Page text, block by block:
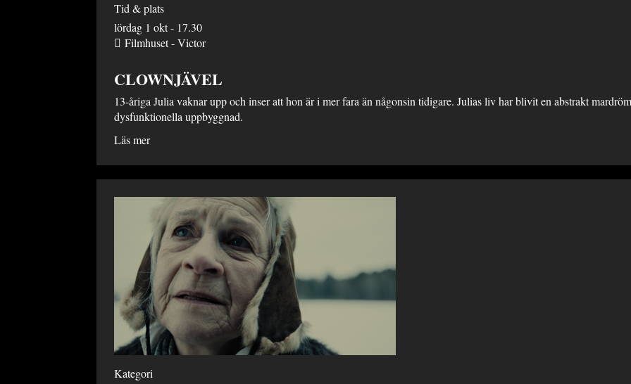
Tid & plats
lördag 1 okt - 17.30
Filmhuset - Victor
CLOWNJÄVEL
13-åriga Julia vaknar upp och inser att hon är i mer fara än någonsin tidigare. Julias liv har blivit en abstrakt
dysfunktionella uppbyggnad.
Läs mer
Kategori